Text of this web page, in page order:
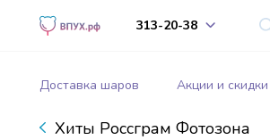
313-20-38
Доставка шаров Акции и скидки
Хиты Россграм Фотозона